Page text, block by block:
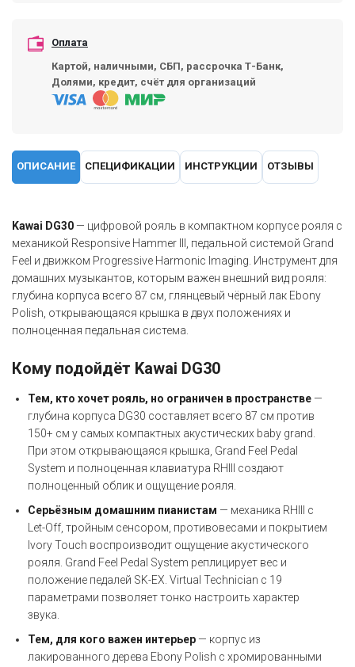
Оплата
Картой, наличными, СБП, рассрочка Т-Банк,
Долями, кредит, счёт для организаций
ОПИСАНИЕ СПЕЦИФИКАЦИИ ИНСТРУКЦИИ ОТЗЫВЫ
Kawai DG30 — цифровой рояль в компактном корпусе рояля с
механикой Responsive Hammer III, педальной системой Grand
Feel и движком Progressive Harmonic Imaging. Инструмент для
домашних музыкантов, которым важен внешний вид рояля:
глубина корпуса всего 87 см, глянцевый чёрный лак Ebony
Polish, открывающаяся крышка в двух положениях и
полноценная педальная система.
Кому подойдёт Kawai DG30
Тем, кто хочет рояль, но ограничен в пространстве —
глубина корпуса DG30 составляет всего 87 см против
150+ см у самых компактных акустических baby grand.
При этом открывающаяся крышка, Grand Feel Pedal
System и полноценная клавиатура RHIII создают
полноценный облик и ощущение рояля.
Серьёзным домашним пианистам — механика RHIII с
Let-Off, тройным сенсором, противовесами и покрытием
Ivory Touch воспроизводит ощущение акустического
рояля. Grand Feel Pedal System реплицирует вес и
положение педалей SK-EX. Virtual Technician с 19
параметрами позволяет тонко настроить характер
звука.
Тем, для кого важен интерьер — корпус из
лакированного дерева Ebony Polish с хромированными